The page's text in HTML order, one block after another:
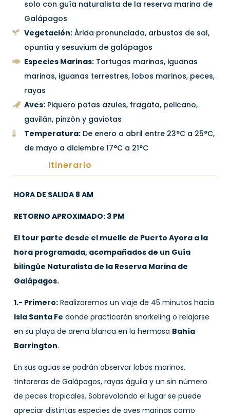
solo con guía naturalista de la reserva marina de
Galápagos
Vegetación:Árida pronunciada, arbustos de sal,
opuntia y sesuvium de galápagos
Especies Marinas:Tortugas marinas, iguanas
marinas, iguanas terrestres, lobos marinos, peces,
rayas
Aves:Piquero patas azules, fragata, pelicano,
gavilán, pinzón y gaviotas
Temperatura:De enero a abril entre 23°C a 25°C,
de mayo a diciembre 17°C a 21°C
Itinerario
HORA DE SALIDA 8 AM
RETORNO APROXIMADO: 3 PM
El tour parte desde el muelle de Puerto Ayora a la
hora programada, acompañados de un Guía
bilingüe Naturalista de la Reserva Marina de
Galápagos.
1.- Primero:Realizaremos un viaje de 45 minutos hacia
Isla Santa Fe donde practicarán snorkeling o relajarse
en su playa de arena blanca en la hermosa Bahía
Barrington.
En sus aguas se podrán observar lobos marinos,
tintoreras de Galápagos, rayas águila y un sin número
de peces tropicales. Sobrevolando el lugar se puede
apreciar distintas especies de aves marinas como